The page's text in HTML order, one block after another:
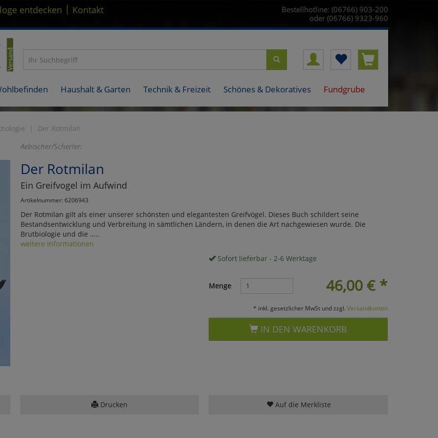
entdecken | Kontakt
Bestellhotline: (06766) 903-200
oder (06766) 9323-960
Haushalt & Garten Technik & Freizeit Schönes & Dekoratives Fundgrube
Der Rotmilan
Aebischer/Scherler:
Der Rotmilan
Ein Greifvogel im Aufwind
Artikelnummer: 6206943
Der Rotmilan gilt als einer unserer schönsten und elegantesten Greifvögel. Dieses Buch schildert seine
Bestandsentwicklung und Verbreitung in sämtlichen Ländern, in denen die Art nachgewiesen wurde. Die
Brutbiologie und die .....
weitere Informationen
Sofort lieferbar - 2-6 Werktage
46,00 €*
Menge
* inkl. gesetzlicher MwSt und zzgl. Versandkosten
IN DEN WARENKORB
Drucken Auf die Merkliste